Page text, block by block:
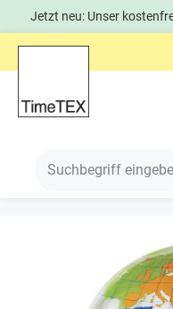
Jetzt neu: Unser